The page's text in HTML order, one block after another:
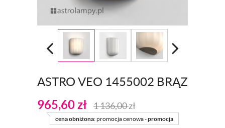
ASTRO VEO 1455002 BRĄZ
965,60zł 1 136,00zł
cena obniżona:promocja cenowa -promocja